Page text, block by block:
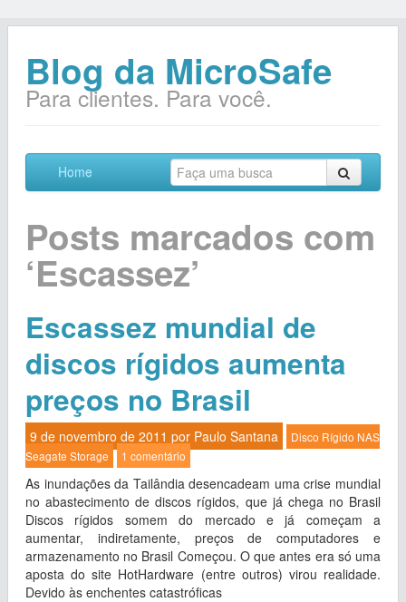
Blog da MicroSafe
Para clientes. Para você.
Home
Posts marcados com
‘Escassez’
Escassez mundial de
discos rígidos aumenta
preços no Brasil
9 de novembro de 2011 por Paulo Santana Disco Rígido NAS
Seagate Storage 1 comentário
As inundações da Tailândia desencadeam uma crise mundial
no abastecimento de discos rígidos, que já chega no Brasil
Discos rígidos somem do mercado e já começam a
aumentar, indiretamente, preços de computadores e
armazenamento no Brasil Começou. O que antes era só uma
aposta do site HotHardware (entre outros) virou realidade.
Devido às enchentes catastróficas